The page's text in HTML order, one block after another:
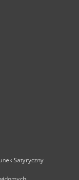
Satyryczny